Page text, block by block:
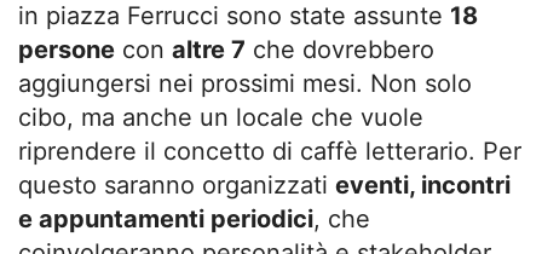
in piazza Ferrucci sono state assunte 18
persone con altre 7 che dovrebbero
aggiungersi nei prossimi mesi. Non solo
cibo, ma anche un locale che vuole
riprendere il concetto di caffè letterario. Per
questo saranno organizzati eventi, incontri
e appuntamenti periodici, che